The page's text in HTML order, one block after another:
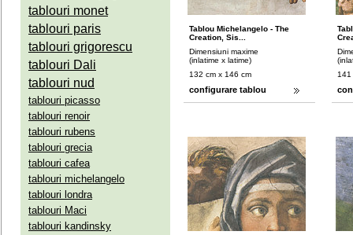
tablouri monet
tablouri paris
tablouri grigorescu
tablouri Dali
tablouri nud
tablouri picasso
tablouri renoir
tablouri rubens
tablouri grecia
tablouri cafea
tablouri michelangelo
tablouri londra
tablouri Maci
tablouri kandinsky
Tablou Michelangelo - The
Creation, Sis...
Dimensiuni maxime
(inlatime x latime)
132 cm x 146 cm
configurare tablou
141